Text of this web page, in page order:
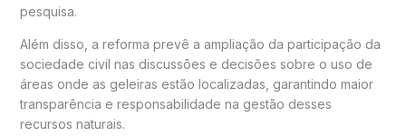
pesquisa.
Além disso, a reforma prevê a ampliação da participação da
sociedade civil nas discussões e decisões sobre o uso de
áreas onde as geleiras estão localizadas, garantindo maior
transparência e responsabilidade na gestão desses
recursos naturais.